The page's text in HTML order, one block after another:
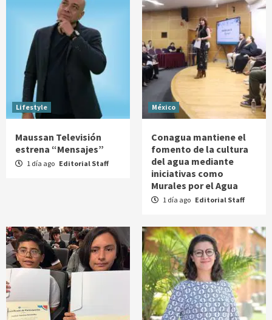
Lifestyle
Maussan Televisión
estrena “Mensajes”
1 día ago Editorial Staff
México
Conagua mantiene el
fomento de la cultura
del agua mediante
iniciativas como
Murales por el Agua
1 día ago Editorial Staff